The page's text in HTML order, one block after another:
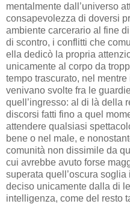
mentalmente dall’universo
consapevolezza di doversi
ambiente carcerario al fine
di scontro, i conflitti che
ella dedicò la propria
unicamente al corpo da
tempo trascurato, nel
venivano svolte fra le
quell’ingresso: al di là della
discorsi fatti fino a quel
attendere qualsiasi
bene o nel male, e
comunità non dissimile da
cui avrebbe avuto forse
superata quell’oscura
deciso unicamente dalla di
intelligenza, come del resto